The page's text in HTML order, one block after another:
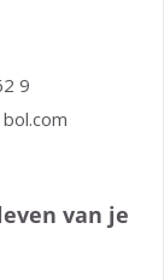
9
van je